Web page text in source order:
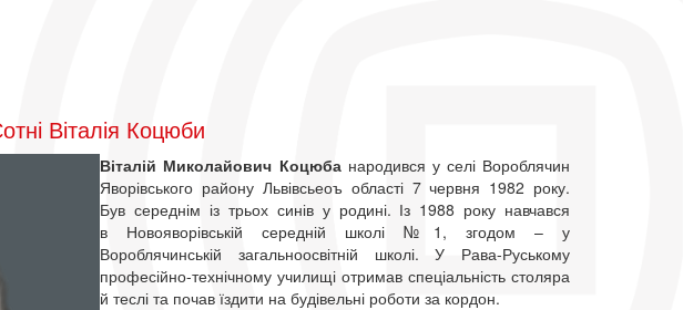
Віталія Коцюби
Віталій Миколайович Коцюба народився у селі Вороблячин
Яворівського району Львівсьеоъ області 7 червня 1982 року.
Був середнім із трьох синів у родині. Із 1988 року навчався
в Новояворівській середній школі №1, згодом – у
Вороблячинській загальноосвітній школі. У Рава-Руському
професійно-технічному училищі отримав спеціальність столяра
й теслі та почав їздити на будівельні роботи за кордон.